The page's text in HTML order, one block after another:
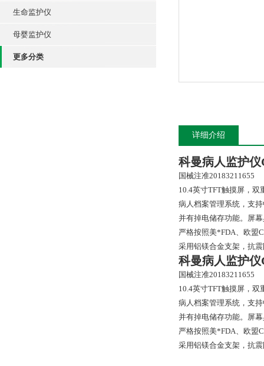
生命监护仪
母婴监护仪
更多分类
详细介绍
科曼病人监护仪
国械注准20183211655
10.4英寸TFT触摸屏，
病人档案管理系统，支
并有掉电储存功能。屏
严格按照美*FDA、欧盟
采用铝镁合金支架，抗
科曼病人监护仪
国械注准20183211655
10.4英寸TFT触摸屏，
病人档案管理系统，支
并有掉电储存功能。屏
严格按照美*FDA、欧盟
采用铝镁合金支架，抗